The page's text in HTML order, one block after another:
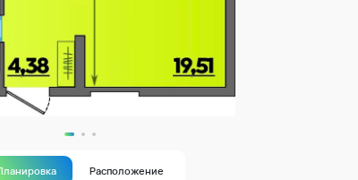
Расположение